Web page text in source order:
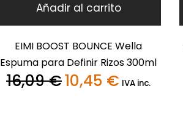
Añadir al carrito
EIMI BOOST BOUNCE Wella
Espuma para Definir Rizos 300ml
16,09€10,45 € ElIVA inc.